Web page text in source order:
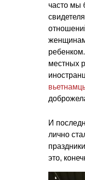
часто мы
местных
И
лично
это,